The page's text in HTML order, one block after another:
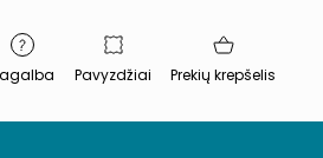
Pavyzdžiai Prekių krepšelis